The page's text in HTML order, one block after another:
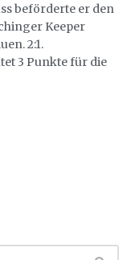
beförderte er den
Keeper
2:1.
3 Punkte für die